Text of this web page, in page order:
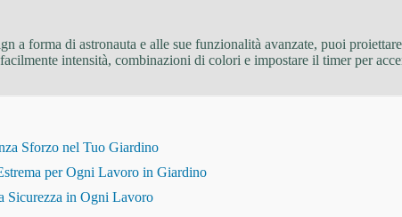
a forma di astronauta e alle sue funzionalità avanzate, puoi
intensità, combinazioni di colori e impostare il timer per
Sforzo nel Tuo Giardino
per Ogni Lavoro in Giardino
Sicurezza in Ogni Lavoro